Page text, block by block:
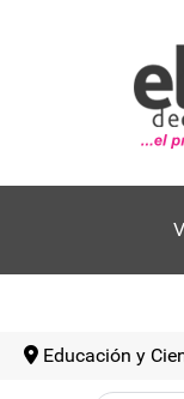
Educación y